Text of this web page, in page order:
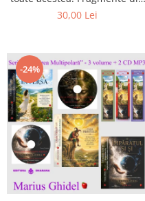
cărțile lui Marius Ghidel
30,00 Lei
-24%